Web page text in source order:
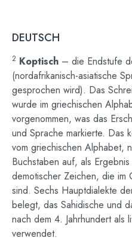
DEUTSCH
2 Koptisch – die Endstufe
(nordafrikanisch-asiatische
gesprochen wird). Das
wurde im griechischen
vorgenommen, was das
und Sprache markierte. Das
vom griechischen Alphabet,
Buchstaben auf, als
demotischer Zeichen, die im
sind. Sechs Hauptdialekte
belegt, das Sahidische und
nach dem 4. Jahrhundert als
verwendet.